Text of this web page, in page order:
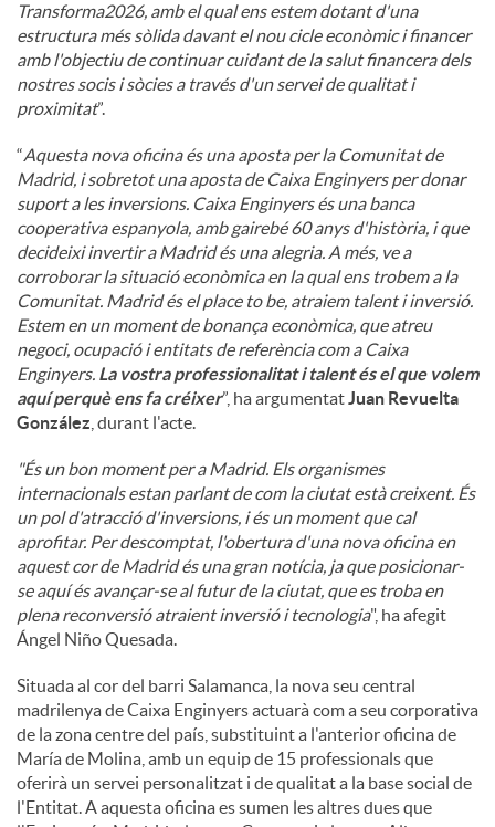
Transforma2026, amb el qual ens estem dotant d'una
estructura més sòlida davant el nou cicle econòmic i financer
amb l'objectiu de continuar cuidant de la salut financera dels
nostres socis i sòcies a través d'un servei de qualitat i
proximitat”.
“Aquesta nova oficina és una aposta per la Comunitat de
Madrid, i sobretot una aposta de Caixa Enginyers per donar
suport a les inversions. Caixa Enginyers és una banca
cooperativa espanyola, amb gairebé 60 anys d'història, i que
decideixi invertir a Madrid és una alegria. A més, ve a
corroborar la situació econòmica en la qual ens trobem a la
Comunitat. Madrid és el place to be, atraiem talent i inversió.
Estem en un moment de bonança econòmica, que atreu
negoci, ocupació i entitats de referència com a Caixa
Enginyers. La vostra professionalitat i talent és el que volem
aquí perquè ens fa créixer”, ha argumentatJuan Revuelta
González , durant l'acte.
"És un bon moment per a Madrid. Els organismes
internacionals estan parlant de com la ciutat està creixent. És
un pol d'atracció d'inversions, i és un moment que cal
aprofitar. Per descomptat, l'obertura d'una nova oficina en
aquest cor de Madrid és una gran notícia, ja que posicionar-
se aquí és avançar-se al futur de la ciutat, que es troba en
plena reconversió atraient inversió i tecnologia", ha afegit
Ángel Niño Quesada.
Situada al cor del barri Salamanca, la nova seu central
madrilenya de Caixa Enginyers actuarà com a seu corporativa
de la zona centre del país, substituint a l'anterior oficina de
María de Molina, amb un equip de 15 professionals que
oferirà un servei personalitzat i de qualitat a la base social de
l'Entitat. A aquesta oficina es sumen les altres dues que